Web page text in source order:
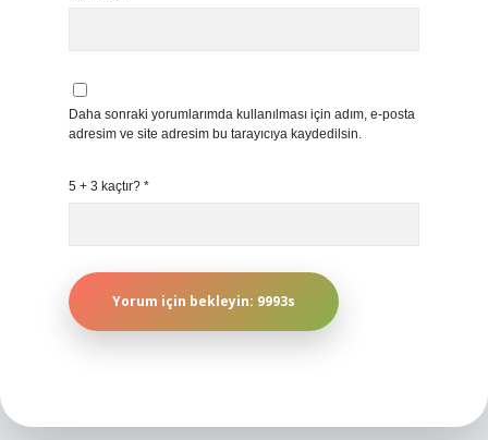
Daha sonraki yorumlarımda kullanılması için adım, e-posta
adresim ve site adresim bu tarayıcıya kaydedilsin.
5 + 3 kaçtır? *